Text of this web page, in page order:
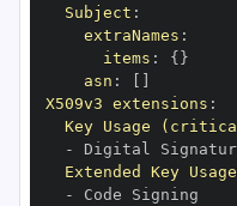
Subject :
extraNames :
items : { }
asn :
X509v3 extensions :
Key Usage
-
Extended Key Usage
-